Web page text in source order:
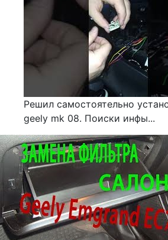
Решил самостоятельно
geely mk 08. Поиски инфы...